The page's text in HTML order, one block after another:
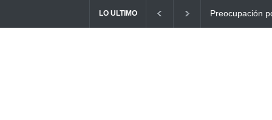
LO ULTIMO
Preocupación